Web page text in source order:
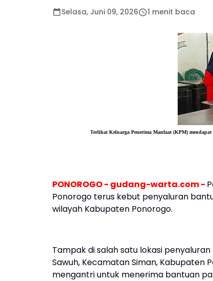
Selasa, Juni 09, 2026 1 menit baca
Terlihat Keluarga Penerima Manfaat (KPM) mendapat
PONOROGO - gudang-warta.com -
Ponorogo terus kebut penyaluran
wilayah Kabupaten Ponorogo.
Tampak di salah satu lokasi
Sawuh, Kecamatan Siman,
mengantri untuk menerima bantuan